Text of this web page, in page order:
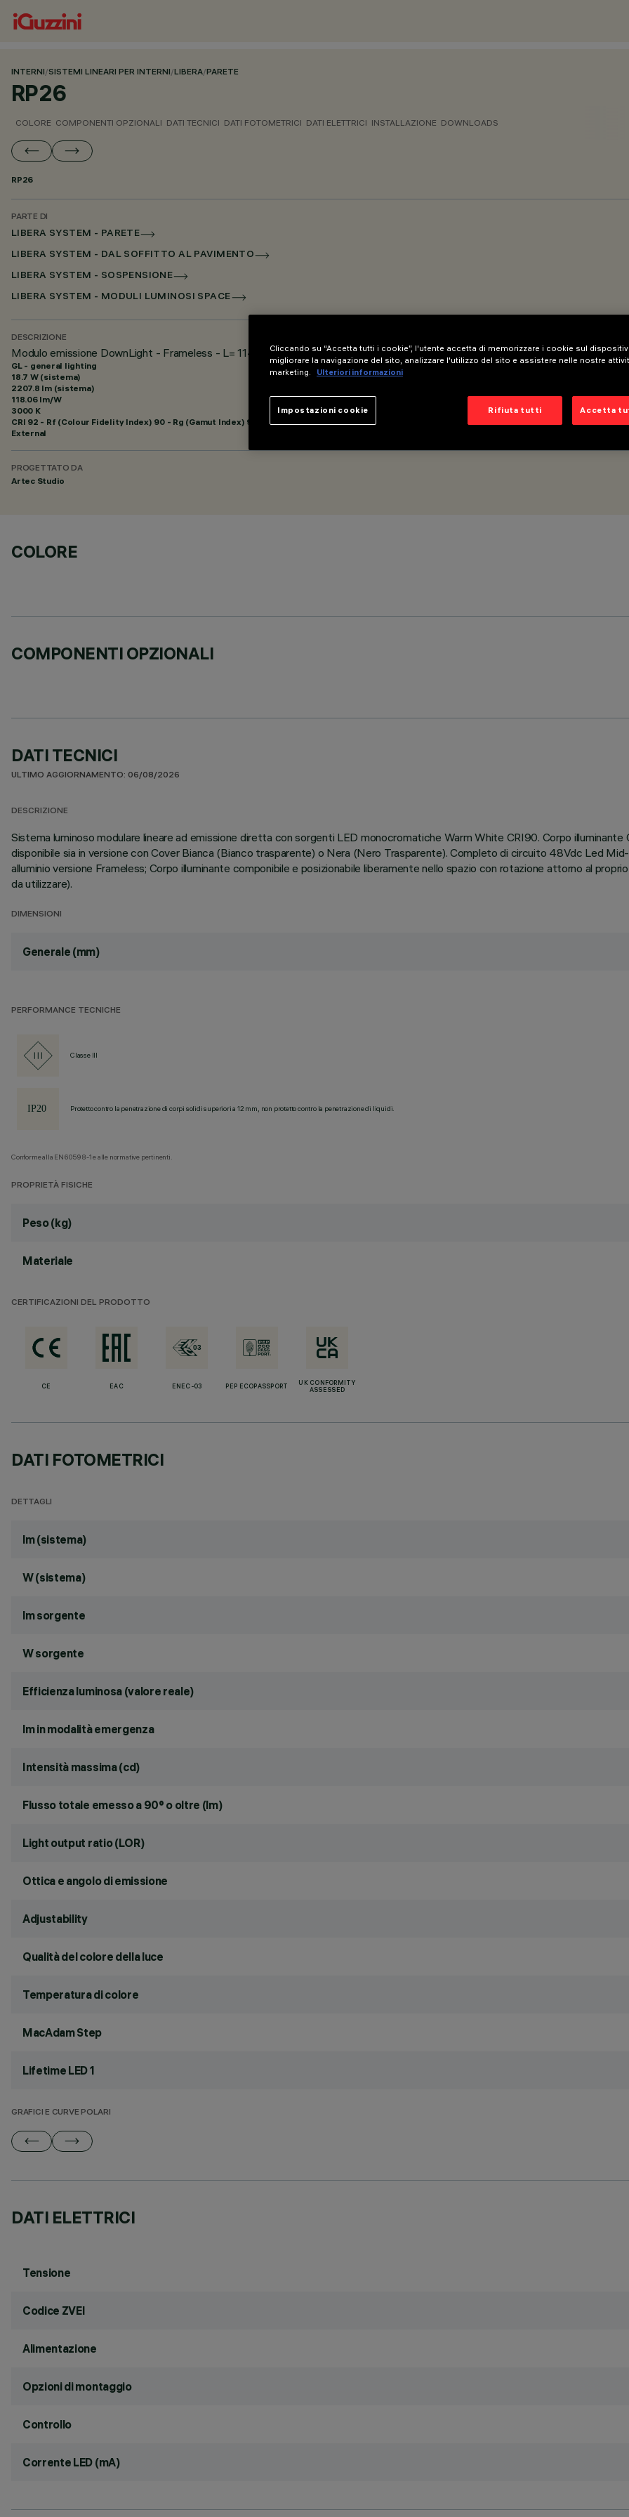
INTERNI/SISTEMI LINEARI PER INTERNI/LIBERA/PARETE
RP26
COLORE COMPONENTI OPZIONALI DATI TECNICI DATI FOTOMETRICI DATI ELETTRICI INSTALLAZIONE DOWNLOADS
RP26
PARTE DI
LIBERA SYSTEM - PARETE
LIBERA SYSTEM - DAL SOFFITTO AL PAVIMENTO
LIBERA SYSTEM - SOSPENSIONE
LIBERA SYSTEM - MODULI LUMINOSI SPACE
DESCRIZIONE
Modulo emissione DownLight - Frameless - L= 1140 - 48Vdc (PWM) - General Light - Ottica Space - Warm White
GL - general lighting
18.7 W (sistema)
2207.8 lm (sistema)
118.06 lm/W
3000 K
CRI 92 - Rf (Colour Fidelity Index) 90 - Rg (Gamut Index) 96
External
PROGETTATO DA
Artec Studio
COLORE
COMPONENTI OPZIONALI
DATI TECNICI
ULTIMO AGGIORNAMENTO: 06/08/2026
DESCRIZIONE
Sistema luminoso modulare lineare ad emissione diretta con sorgenti LED monocromatiche Warm White CRI90. Corpo
disponibile sia in versione con Cover Bianca (Bianco trasparente) o Nera (Nero Trasparente). Completo di circuito 48Vdc Led
alluminio versione Frameless; Corpo illuminante componibile e posizionabile liberamente nello spazio con rotazione attorno al
da utilizzare).
DIMENSIONI
Generale (mm)
PERFORMANCE TECNICHE
Classe III
Protetto contro la penetrazione di corpi solidi superiori a 12 mm, non protetto contro la penetrazione di liquidi.
Conforme alla EN60598-1 e alle normative pertinenti.
PROPRIETÀ FISICHE
Peso (kg)
Materiale
CERTIFICAZIONI DEL PRODOTTO
CE EAC ENEC-03 PEP ECOPASSPORT
UK CONFORMITY
ASSESSED
DATI FOTOMETRICI
DETTAGLI
lm (sistema)
W (sistema)
lm sorgente
W sorgente
Efficienza luminosa (valore reale)
lm in modalità emergenza
Intensità massima (cd)
Flusso totale emesso a 90° o oltre (lm)
Light output ratio (LOR)
Ottica e angolo di emissione
Adjustability
Qualità del colore della luce
Temperatura di colore
MacAdam Step
Lifetime LED 1
GRAFICI E CURVE POLARI
DATI ELETTRICI
Tensione
Codice ZVEI
Alimentazione
Opzioni di montaggio
Controllo
Corrente LED (mA)
Cliccando su “Accetta tutti i cookie”, l'utente accetta di memorizzare i cookie sul
migliorare la navigazione del sito, analizzare l'utilizzo del sito e assistere nelle nostre
marketing.
Ulteriori informazioni
Rifiuta tutti Accetta
Impostazioni cookie